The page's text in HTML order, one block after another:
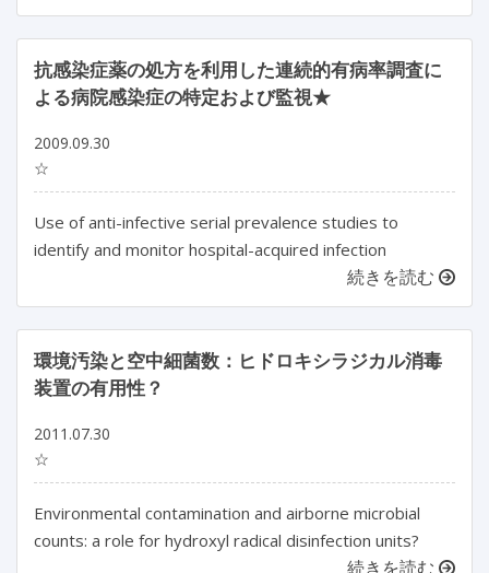
抗感染症薬の処方を利用した連続的有病率調査に
よる病院感染症の特定および監視★
2009.09.30
☆
Use of anti-infective serial prevalence studies to
identify and monitor hospital-acquired infection
続きを読む
環境汚染と空中細菌数：ヒドロキシラジカル消毒
装置の有用性？
2011.07.30
☆
Environmental contamination and airborne microbial
counts: a role for hydroxyl radical disinfection units?
続きを読む